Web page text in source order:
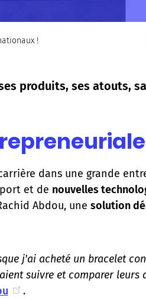
!
produits, ses atouts,
dans une grande
et de nouvelles
Abdou, une solution
j'ai acheté un bracelet
suivre et comparer leurs
.